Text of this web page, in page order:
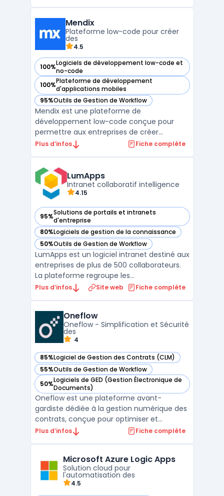
documentaire, le suivi des audits et la
traçabilité ...
Mendix
Plateforme low-code pour créer
des
4.5
100%Logiciels de développement low-code et
no-code
— voir Mendix dans cette catégorie
100%Plateforme de développement
d'applications mobiles
— voir Mendix dans cette catégorie
95%Outils de Gestion de Workflow
— voir Mendix dans cette catégorie
Mendix est une plateforme de
développement low-code conçue pour
permettre aux entreprises de créer
rapidement des applications d'entreprise
développement d'applications mobiles, web
et omnicanal, sans nécessiter de compét ...
Plus d’infos Fiche complète
LumApps
Intranet collaboratif intelligence
4.15
95%Solutions de portails et intranets
d'entreprise
— voir LumApps dans cette catégorie
80%Logiciels de gestion de la connaissance
— voir LumApps dans cette catégorie
50%Outils de Gestion de Workflow
— voir LumApps dans cette catégorie
LumApps est un logiciel intranet destiné aux
entreprises de plus de 500 collaborateurs.
La plateforme regroupe les
communications internes, les documents
communication publient des actualités
ciblées par site, département ou ...
Plus d’infos Site web Fiche complète
Oneflow
Oneflow - Simplification et Sécurité
des
4
85%Logiciel de Gestion des Contrats (CLM)
— voir Oneflow dans cette catégorie
55%Outils de Gestion de Workflow
— voir Oneflow dans cette catégorie
50%Logiciels de GED (Gestion Électronique de
Documents)
— voir Oneflow dans cette catégorie
Oneflow est une plateforme avant-
gardiste dédiée à la gestion numérique des
contrats, conçue pour optimiser et
sécuriser les processus contractuels des
une grande facilité, grâce à des modèles
interactifs et une édition ...
Plus d’infos Fiche complète
Microsoft Azure Logic Apps
Solution cloud pour
l'automatisation des
4.5